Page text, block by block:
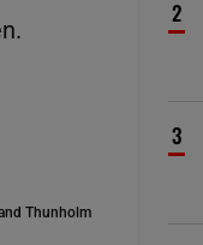
Thunholm